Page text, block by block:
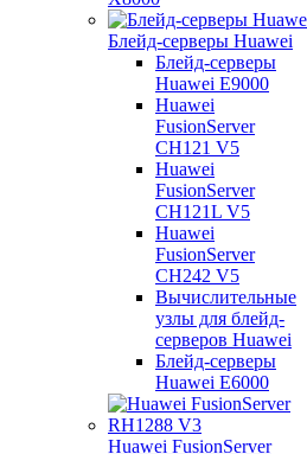
Блейд-серверы Huawei
Блейд-серверы
Huawei E9000
Huawei
FusionServer
CH121 V5
Huawei
FusionServer
CH121L V5
Huawei
FusionServer
CH242 V5
Вычислительные
узлы для блейд-
серверов Huawei
Блейд-серверы
Huawei E6000
Huawei FusionServer